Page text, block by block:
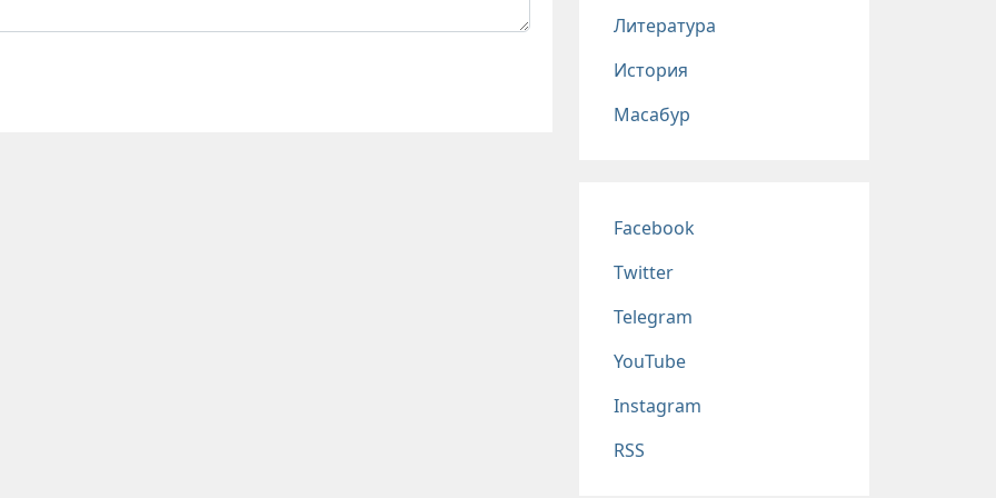
Литература
История
Масабур
Соц сети
Facebook
Twitter
Telegram
YouTube
Instagram
RSS